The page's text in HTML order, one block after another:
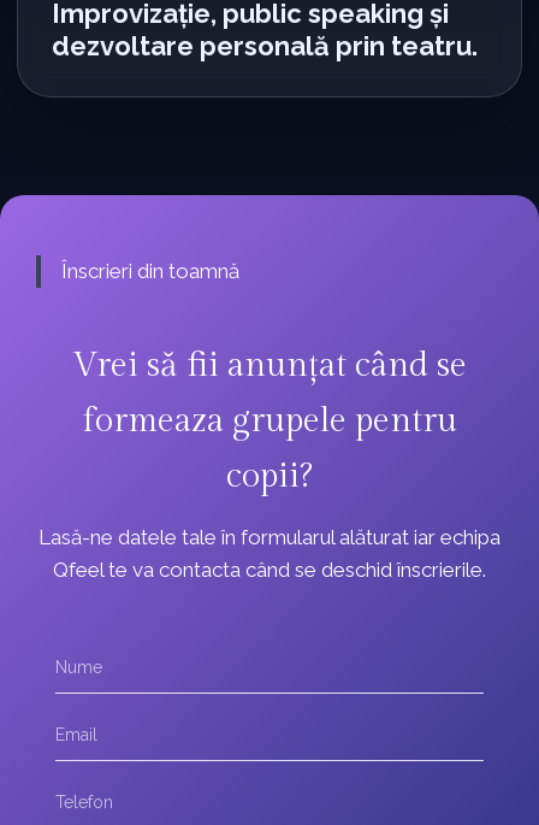
Improvizație, public speaking și
dezvoltare personală prin teatru.
Înscrieri din toamnă
Vrei să fii anunțat când se
formeaza grupele pentru
copii?
Lasă-ne datele tale în formularul alăturat iar echipa
Qfeel te va contacta când se deschid înscrierile.